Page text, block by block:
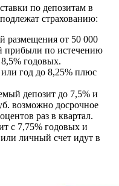
по депозитам в
страхованию:
размещения от 50 000
прибыли по истечению
годовых.
год до 8,25% плюс
депозит до 7,5% и
возможно досрочное
раз в квартал.
с 7,75% годовых и
личный счет идут в